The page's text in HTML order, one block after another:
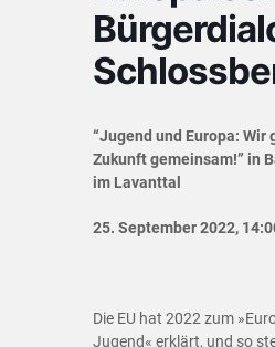
“Jugend und Europa: Wir
Zukunft gemeinsam!” in
im Lavanttal
25. September 2022,
Die EU hat 2022 zum
Jugend« erklärt, und so